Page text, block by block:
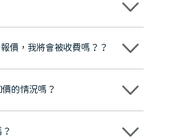
學校訓，各分院匯聚來自香港、內地的
」，是諾貝爾種植系統全球放心植牙中
區的顧客，受到粵港澳大灣區及周邊城
珠海、深圳設有八大分院，香港亦設
問題都可以隨時預約免費咨詢，讓人十
價，我將會被收費嗎？？
，你不會被收取任何費用。
的情況嗎？
療方案及對應的價錢，顧客同意並簽字